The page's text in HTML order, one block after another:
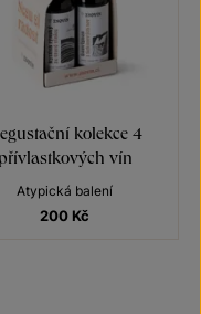
kolekce 4
přívlastkových vín
Atypická balení
200 Kč